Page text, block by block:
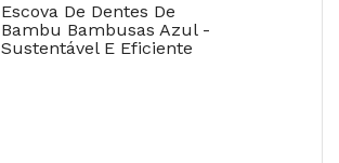
Escova De Dentes De
Bambu Bambusas Azul -
Sustentável E Eficiente